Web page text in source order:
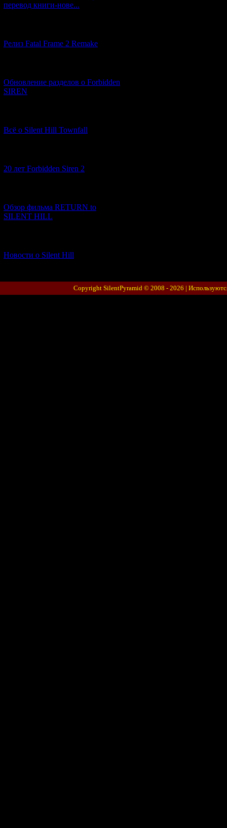
перевод книги-нове...
Релиз Fatal Frame 2 Remake
Обновление разделов о Forbidden
SIREN
Всё о Silent Hill Townfall
20 лет Forbidden Siren 2
Обзор фильма RETURN to
SILENT HILL
Новости о Silent Hill
Copyright SilentPyramid © 2008 - 2026 |